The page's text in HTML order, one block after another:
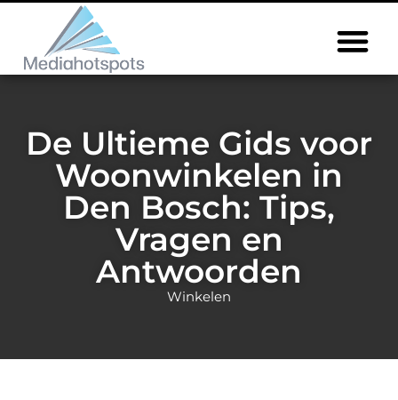
De Ultieme Gids voor
Woonwinkelen in
Den Bosch: Tips,
Vragen en
Antwoorden
Winkelen